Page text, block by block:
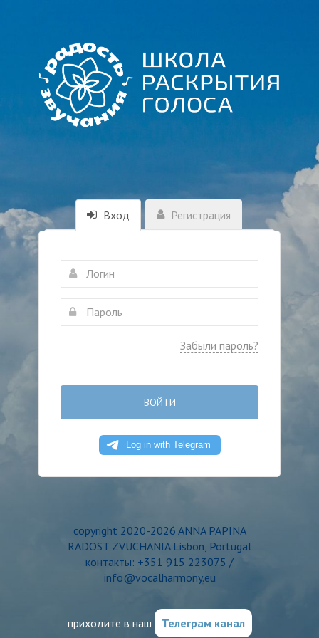
Вход Регистрация
Забыли пароль?
ВОЙТИ
copyright 2020-2026 ANNA PAPINA
RADOST ZVUCHANIA Lisbon, Portugal
контакты: +351 915 223075 /
info@vocalharmony.eu
приходите в наш Телеграм канал